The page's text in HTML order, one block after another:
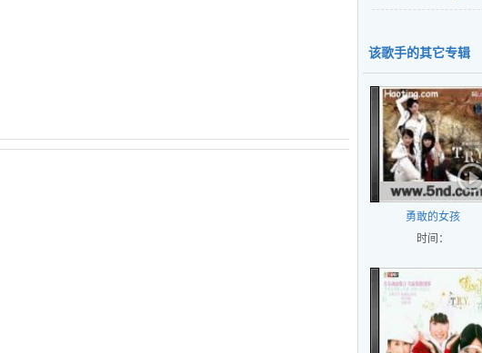
该歌手的其它专辑
勇敢的女孩
时间：